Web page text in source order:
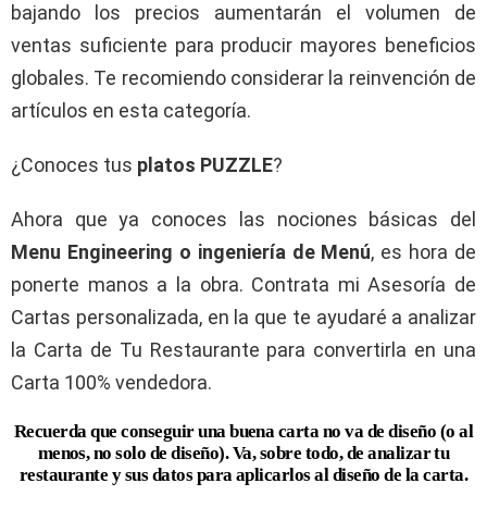
bajando los precios aumentarán el volumen de
ventas suficiente para producir mayores beneficios
globales. Te recomiendo considerar la reinvención de
artículos en esta categoría.
¿Conoces tus platos PUZZLE?
Ahora que ya conoces las nociones básicas del
Menu Engineering o ingeniería de Menú, es hora de
ponerte manos a la obra. Contrata mi Asesoría de
Cartas personalizada, en la que te ayudaré a analizar
la Carta de Tu Restaurante para convertirla en una
Carta 100% vendedora.
Recuerda que conseguir una buena carta no va de diseño (o al
menos, no solo de diseño). Va, sobre todo, de analizar tu
restaurante y sus datos para aplicarlos al diseño de la carta.